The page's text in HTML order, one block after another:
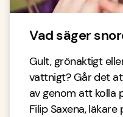
Vad säger
Gult, grönaktigt
vattnigt? Går det
av genom att kolla
Filip Saxena,